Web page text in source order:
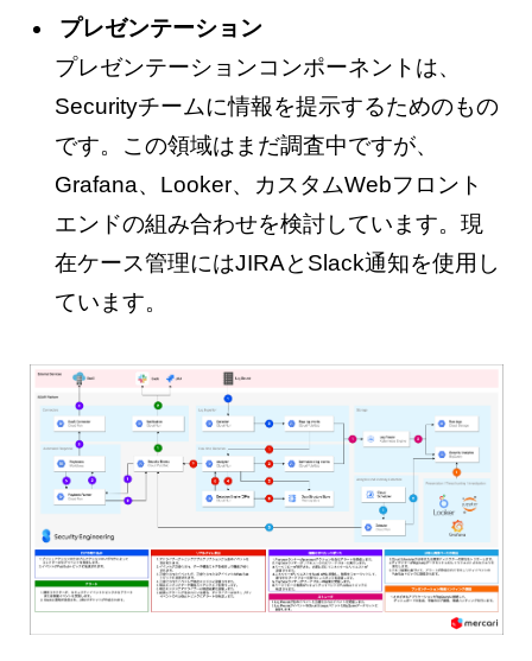
プレゼンテーション
プレゼンテーションコンポーネントは、
Securityチームに情報を提示するためのもの
です。この領域はまだ調査中ですが、
Grafana、Looker、カスタムWebフロント
エンドの組み合わせを検討しています。現
在ケース管理にはJIRAとSlack通知を使用し
ています。